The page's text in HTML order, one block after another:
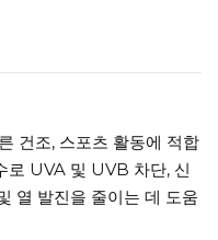
건조, 스포츠 활동에 적합
로 UVA 및 UVB 차단, 신
열 발진을 줄이는 데 도움